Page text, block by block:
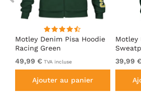
Motley Denim Pisa Hoodie
Racing Green
49,99 € TVA incluse
Ajouter au panier
Motley
39,99 €